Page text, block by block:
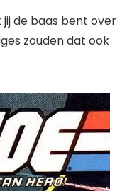
de baas bent over
zouden dat ook